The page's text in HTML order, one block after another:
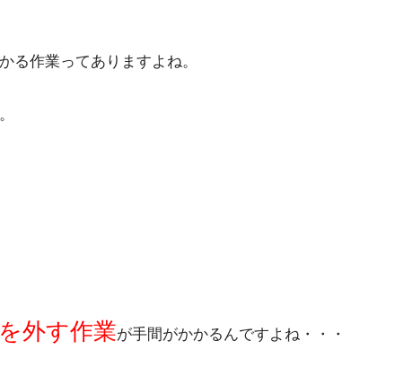
る作業ってありますよね。
外す作業が手間がかかるんですよね・・・